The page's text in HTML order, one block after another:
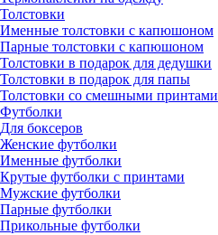
Толстовки
Именные толстовки с капюшоном
Парные толстовки с капюшоном
Толстовки в подарок для дедушки
Толстовки в подарок для папы
Толстовки со смешными принтами
Футболки
Для боксеров
Женские футболки
Именные футболки
Крутые футболки с принтами
Мужские футболки
Парные футболки
Прикольные футболки